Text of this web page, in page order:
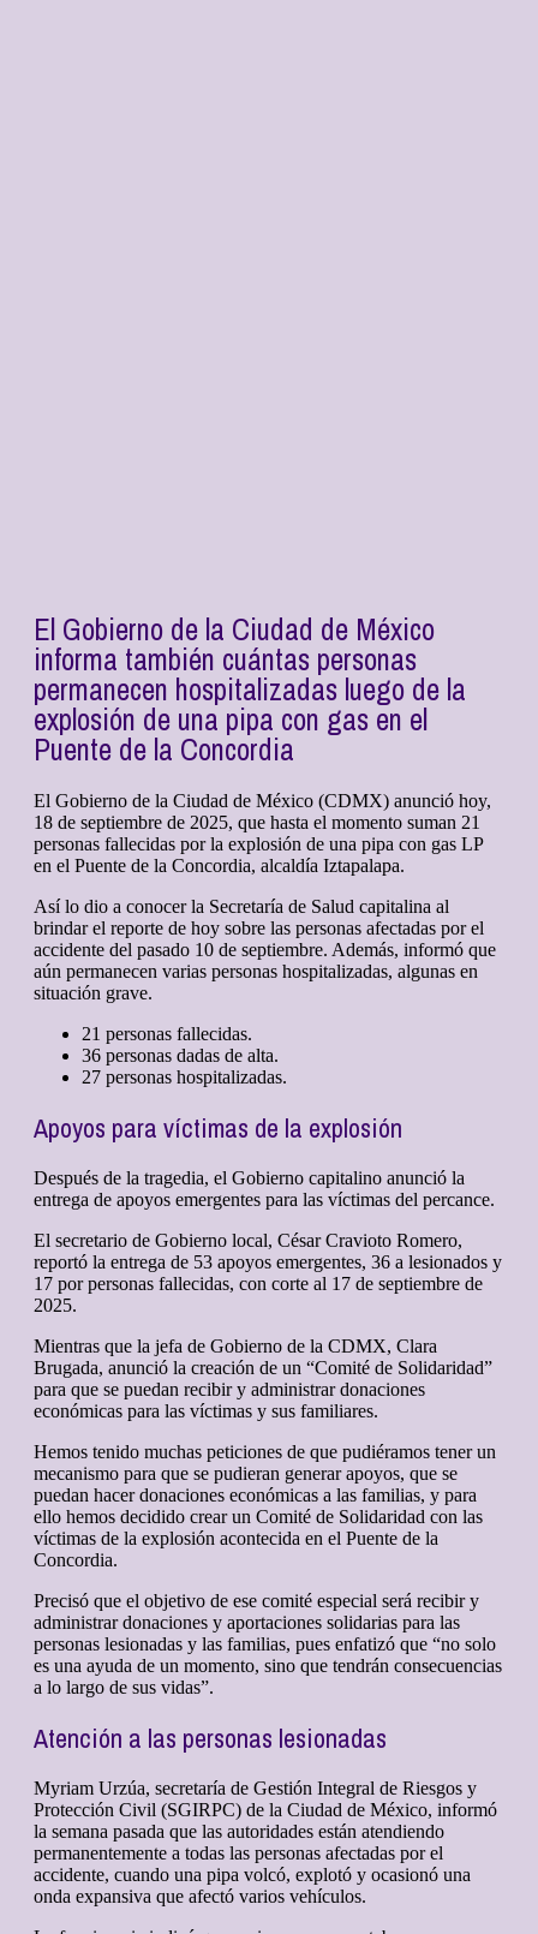
El Gobierno de la Ciudad de México
informa también cuántas personas
permanecen hospitalizadas luego de la
explosión de una pipa con gas en el
Puente de la Concordia
El Gobierno de la Ciudad de México (CDMX) anunció hoy,
18 de septiembre de 2025, que hasta el momento suman 21
personas fallecidas por la explosión de una pipa con gas LP
en el Puente de la Concordia, alcaldía Iztapalapa.
Así lo dio a conocer la Secretaría de Salud capitalina al
brindar el reporte de hoy sobre las personas afectadas por el
accidente del pasado 10 de septiembre. Además, informó que
aún permanecen varias personas hospitalizadas, algunas en
situación grave.
21 personas fallecidas.
36 personas dadas de alta.
27 personas hospitalizadas.
Apoyos para víctimas de la explosión
Después de la tragedia, el Gobierno capitalino anunció la
entrega de apoyos emergentes para las víctimas del percance.
El secretario de Gobierno local, César Cravioto Romero,
reportó la entrega de 53 apoyos emergentes, 36 a lesionados y
17 por personas fallecidas, con corte al 17 de septiembre de
2025.
Mientras que la jefa de Gobierno de la CDMX, Clara
Brugada, anunció la creación de un “Comité de Solidaridad”
para que se puedan recibir y administrar donaciones
económicas para las víctimas y sus familiares.
Hemos tenido muchas peticiones de que pudiéramos tener un
mecanismo para que se pudieran generar apoyos, que se
puedan hacer donaciones económicas a las familias, y para
ello hemos decidido crear un Comité de Solidaridad con las
víctimas de la explosión acontecida en el Puente de la
Concordia.
Precisó que el objetivo de ese comité especial será recibir y
administrar donaciones y aportaciones solidarias para las
personas lesionadas y las familias, pues enfatizó que “no solo
es una ayuda de un momento, sino que tendrán consecuencias
a lo largo de sus vidas”.
Atención a las personas lesionadas
Myriam Urzúa, secretaría de Gestión Integral de Riesgos y
Protección Civil (SGIRPC) de la Ciudad de México, informó
la semana pasada que las autoridades están atendiendo
permanentemente a todas las personas afectadas por el
accidente, cuando una pipa volcó, explotó y ocasionó una
onda expansiva que afectó varios vehículos.